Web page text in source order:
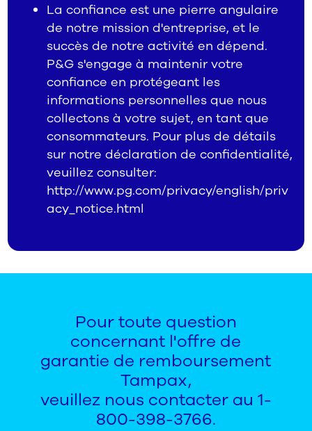
La confiance est une pierre angulaire
de notre mission d'entreprise, et le
succès de notre activité en dépend.
P&G s'engage à maintenir votre
confiance en protégeant les
informations personnelles que nous
collectons à votre sujet, en tant que
consommateurs. Pour plus de détails
sur notre déclaration de confidentialité,
veuillez consulter:
http://www.pg.com/privacy/english/priv
acy_notice.html
Pour toute question
concernant l'offre de
garantie de remboursement
Tampax,
veuillez nous contacter au 1-
800-398-3766.